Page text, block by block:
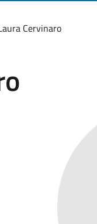
Cervinaro